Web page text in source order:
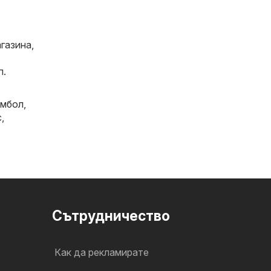
Cътрудничество
Как да рекламирате